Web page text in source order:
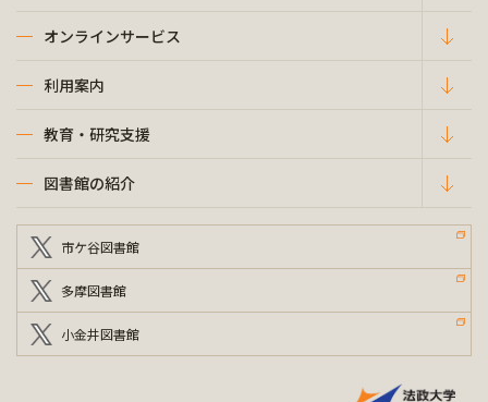
オンラインサービス
利用案内
教育・研究支援
図書館の紹介
市ケ谷図書館
多摩図書館
小金井図書館